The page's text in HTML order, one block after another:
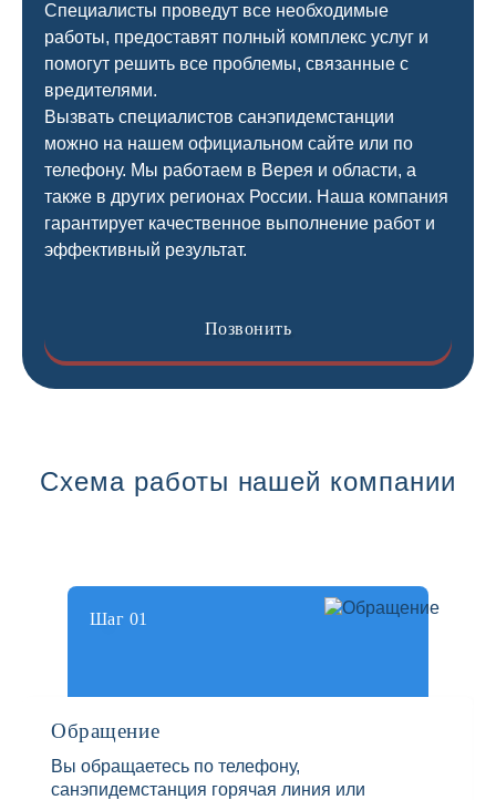
Специалисты проведут все необходимые
работы, предоставят полный комплекс услуг и
помогут решить все проблемы, связанные с
вредителями.
Вызвать специалистов санэпидемстанции
можно на нашем официальном сайте или по
телефону. Мы работаем в Верея и области, а
также в других регионах России. Наша компания
гарантирует качественное выполнение работ и
эффективный результат.
Позвонить
Схема работы нашей компании
Шаг 01
Обращение
Вы обращаетесь по телефону,
санэпидемстанция горячая линия или